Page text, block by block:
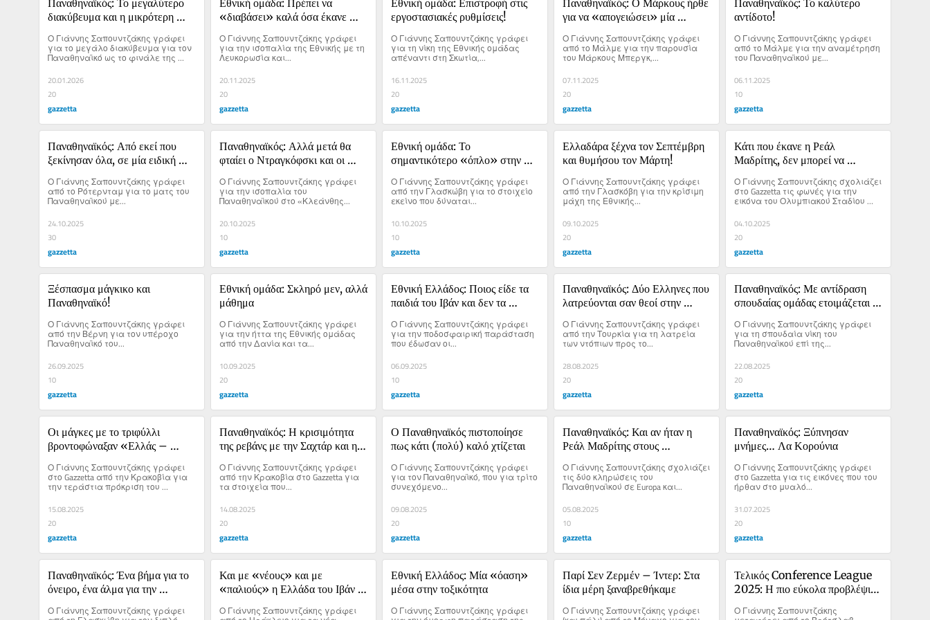
διακύβευμα και η μικρότερη
Ο Γιάννης Σαπουντζάκης γράφει
για το μεγάλο διακύβευμα για τον
Παναθηναϊκό ως το φινάλε της
σεζόν, μετά την ντροπιαστική ήττα
από την ΑΕΚ.
20.01.2026
20
gazzetta
«διαβάσει» καλά όσα έκανε
Ο Γιάννης Σαπουντζάκης γράφει
για την ισοπαλία της Εθνικής με τη
Λευκορωσία και...
20.11.2025
20
gazzetta
εργοστασιακές ρυθμίσεις!
Ο Γιάννης Σαπουντζάκης γράφει
για τη νίκη της Εθνικής ομάδας
απέναντι στη Σκωτία,...
16.11.2025
20
gazzetta
για να «απογειώσει» μία
βραδιά!
Ο Γιάννης Σαπουντζάκης γράφει
από το Μάλμε για την παρουσία
του Μάρκους Μπεργκ,...
07.11.2025
20
gazzetta
αντίδοτο!
Ο Γιάννης Σαπουντζάκης γράφει
από το Μάλμε για την αναμέτρηση
του Παναθηναϊκού με...
06.11.2025
10
gazzetta
Παναθηναϊκός: Από εκεί που
ξεκίνησαν όλα, σε μία ειδική
Ο Γιάννης Σαπουντζάκης γράφει
από το Ρότερνταμ για το ματς του
Παναθηναϊκού με...
24.10.2025
30
gazzetta
Παναθηναϊκός: Αλλά μετά θα
φταίει ο Ντραγκόφσκι και οι
Ο Γιάννης Σαπουντζάκης γράφει
για την ισοπαλία του
Παναθηναϊκού στο «Κλεάνθης...
20.10.2025
10
gazzetta
Εθνική ομάδα: Το
σημαντικότερο «όπλο» στην
όνειρο
Ο Γιάννης Σαπουντζάκης γράφει
από την Γλασκώβη για το στοιχείο
εκείνο που δύναται...
10.10.2025
10
gazzetta
Ελλαδάρα ξέχνα τον Σεπτέμβρη
και θυμήσου τον Μάρτη!
Ο Γιάννης Σαπουντζάκης γράφει
από την Γλασκόβη για την κρίσιμη
μάχη της Εθνικής...
09.10.2025
20
gazzetta
Κάτι που έκανε η Ρεάλ
Μαδρίτης, δεν μπορεί να
ο Παναθηναϊκός
Ο Γιάννης Σαπουντζάκης σχολιάζει
στο Gazzetta τις φωνές για την
εικόνα του Ολυμπιακού Σταδίου
στην αναμέτρηση της Πέμπτης με
την Γκόου Αχέντ Ιγκλς.
04.10.2025
20
gazzetta
Ξέσπασμα μάγκικο και
Παναθηναϊκό!
Ο Γιάννης Σαπουντζάκης γράφει
από την Βέρνη για τον υπέροχο
Παναθηναϊκό του...
26.09.2025
10
gazzetta
Εθνική ομάδα: Σκληρό μεν, αλλά
μάθημα
Ο Γιάννης Σαπουντζάκης γράφει
για την ήττα της Εθνικής ομάδας
από την Δανία και τα...
10.09.2025
20
gazzetta
Εθνική Ελλάδος: Ποιος είδε τα
παιδιά του Ιβάν και δεν τα
Ο Γιάννης Σαπουντζάκης γράφει
για την ποδοσφαιρική παράσταση
που έδωσαν οι...
06.09.2025
10
gazzetta
Παναθηναϊκός: Δύο Ελληνες που
λατρεύονται σαν θεοί στην
περάσουν!
Ο Γιάννης Σαπουντζάκης γράφει
από την Τουρκία για τη λατρεία
των ντόπιων προς το...
28.08.2025
20
gazzetta
Παναθηναϊκός: Με αντίδραση
σπουδαίας ομάδας ετοιμάζεται
Ο Γιάννης Σαπουντζάκης γράφει
για τη σπουδαία νίκη του
Παναθηναϊκού επί της...
22.08.2025
20
gazzetta
Οι μάγκες με το τριφύλλι
βροντοφώναξαν «Ελλάς –
Ο Γιάννης Σαπουντζάκης γράφει
στο Gazzetta από την Κρακοβία για
την τεράστια πρόκριση του
Παναθηναϊκού επί της Σαχτάρ
Ντόνετσκ.
15.08.2025
20
gazzetta
Παναθηναϊκός: Η κρισιμότητα
της ρεβάνς με την Σαχτάρ και η
Ο Γιάννης Σαπουντζάκης γράφει
από την Κρακοβία στο Gazzetta για
τα στοιχεία που...
14.08.2025
20
gazzetta
Ο Παναθηναϊκός πιστοποίησε
πως κάτι (πολύ) καλό χτίζεται
Ο Γιάννης Σαπουντζάκης γράφει
για τον Παναθηναϊκό, που για τρίτο
συνεχόμενο...
09.08.2025
20
gazzetta
Παναθηναϊκός: Και αν ήταν η
Ρεάλ Μαδρίτης στους
Conference League;
Ο Γιάννης Σαπουντζάκης σχολιάζει
τις δύο κληρώσεις του
Παναθηναϊκού σε Europa και...
05.08.2025
10
gazzetta
Παναθηναϊκός: Ξύπνησαν
μνήμες… Λα Κορούνια
Ο Γιάννης Σαπουντζάκης γράφει
στο Gazzetta για τις εικόνες που του
ήρθαν στο μυαλό...
31.07.2025
20
gazzetta
Παναθηναϊκός: Ένα βήμα για το
όνειρο, ένα άλμα για την
Ο Γιάννης Σαπουντζάκης γράφει
Και με «νέους» και με
«παλιούς» η Ελλάδα του Ιβάν
Ο Γιάννης Σαπουντζάκης γράφει
Εθνική Ελλάδος: Μία «όαση»
μέσα στην τοξικότητα
Ο Γιάννης Σαπουντζάκης γράφει
Παρί Σεν Ζερμέν – Ίντερ: Στα
ίδια μέρη ξαναβρεθήκαμε
Ο Γιάννης Σαπουντζάκης γράφει
Τελικός Conference League
2025: Η πιο εύκολα προβλέψιμη
στην ιστορία
Ο Γιάννης Σαπουντζάκης